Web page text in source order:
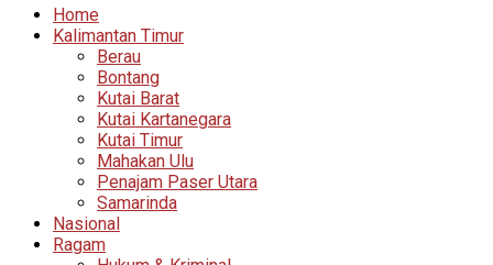
Home
Kalimantan Timur
Berau
Bontang
Kutai Barat
Kutai Kartanegara
Kutai Timur
Mahakan Ulu
Penajam Paser Utara
Samarinda
Nasional
Ragam